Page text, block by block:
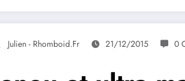
Julien - Rhomboid.fr 21/12/2015 0